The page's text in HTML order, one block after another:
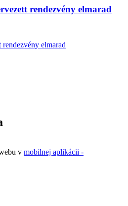
rendezvény elmarad
elmarad
v mobilnej aplikácii -